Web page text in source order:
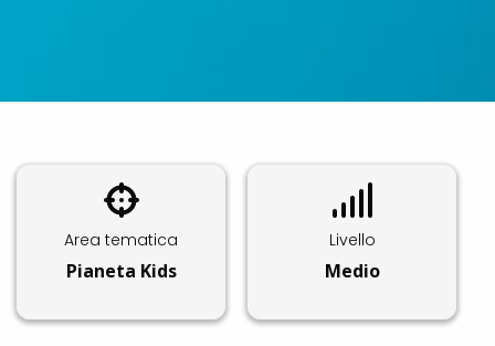
Area tematica
Pianeta Kids
Livello
Medio